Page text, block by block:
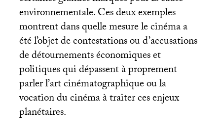
environnementale. Ces deux exemples
montrent dans quelle mesure le cinéma a
été l’objet de contestations ou d’accusations
de détournements économiques et
politiques qui dépassent à proprement
parler l’art cinématographique ou la
vocation du cinéma à traiter ces enjeux
planétaires.